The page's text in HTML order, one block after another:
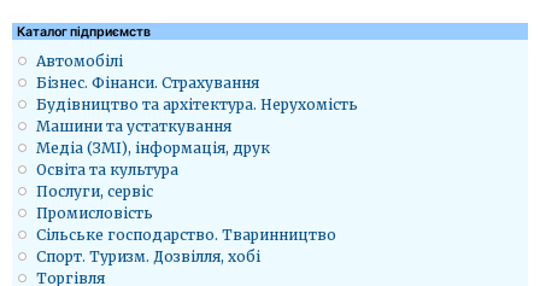
Каталог підприємств
Автомобілі
Бізнес. Фінанси. Страхування
Будівництво та архітектура. Нерухомість
Машини та устаткування
Медіа (ЗМІ), інформація, друк
Освіта та культура
Послуги, сервіс
Промисловість
Сільське господарство. Тваринництво
Спорт. Туризм. Дозвілля, хобі
Торгівля